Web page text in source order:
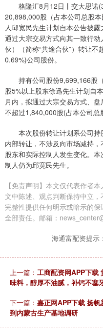
格隆汇8月12日丨交大思诺
20,898,000股（占本公司总股
人邱宽民先生计划自本公告披
通过大宗交易方式向其一致行
伙）（简称“共途合伙”）转让
0.69%)公司股份。
持有公司股份9,699,166股
股5%以上股东徐迅先生计划自
月内，拟通过大宗交易方式、
不超过1,840,000股(占本公司总
本次股份转让计划系公司
内部转让，不涉及向市场减持
股东和实际控制人发生变化。
制人仍为邱宽民先生。
【免责声明】本文仅代表作者
文中陈述、观点判断保持中立
完整性提供任何明示或暗示的
全部责任。邮箱：
海通富配资提示
上一篇： 工商配资网APP下载
味料，醇厚不油腻，补钙不塞
下一篇： 嘉正网APP下载 扬
到内蒙古生产基地调研